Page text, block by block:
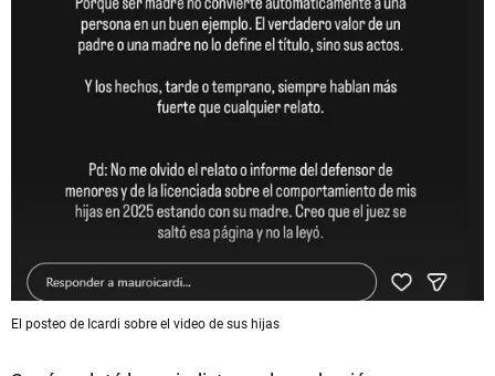
El posteo de Icardi sobre el video de sus hijas